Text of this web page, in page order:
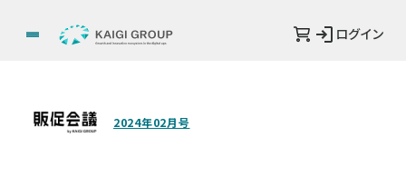
ログイン
2024年02月号